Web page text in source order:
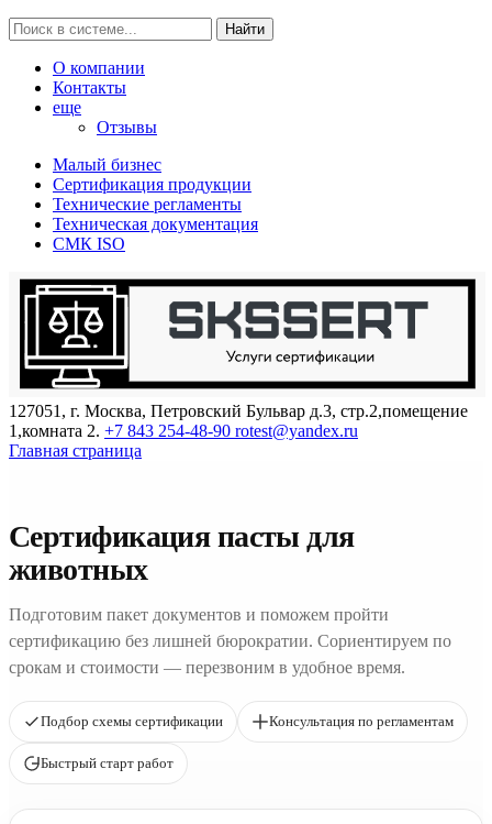
Найти
О компании
Контакты
еще
Отзывы
Малый бизнес
Сертификация продукции
Технические регламенты
Техническая документация
СМК ISO
127051, г. Москва, Петровский Бульвар д.3, стр.2,помещение
1,комната 2. +7 843 254-48-90 rotest@yandex.ru
Главная страница
Сертификация пасты для
животных
Подготовим пакет документов и поможем пройти
сертификацию без лишней бюрократии. Сориентируем по
срокам и стоимости — перезвоним в удобное время.
Подбор схемы сертификации Консультация по регламентам
Быстрый старт работ